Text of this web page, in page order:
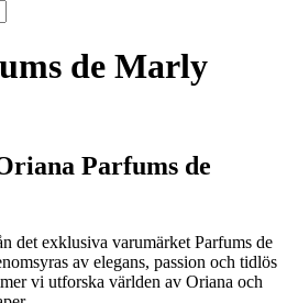
de Marly
Parfums de
det exklusiva varumärket Parfums de
av elegans, passion och tidlös
vi utforska världen av Oriana och